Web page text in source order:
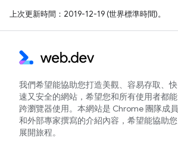
上次更新時間：2019-12-19 (世界標準時間)。
我們希望能協助您打造美觀、容易存取、快
速又安全的網站，希望您和所有使用者都能
跨瀏覽器使用。本網站是 Chrome 團隊成員
和外部專家撰寫的介紹內容，希望能協助您
展開旅程。